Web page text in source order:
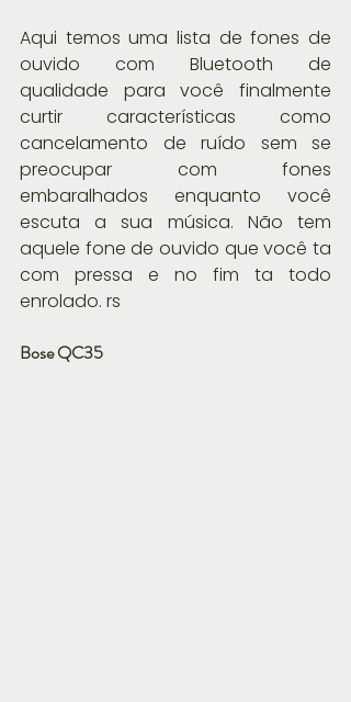
Aqui temos uma lista de fones de
ouvido com Bluetooth de
qualidade para você finalmente
curtir características como
cancelamento de ruído sem se
preocupar com fones
embaralhados enquanto você
escuta a sua música. Não tem
aquele fone de ouvido que você ta
com pressa e no fim ta todo
enrolado. rs
Bose QC35